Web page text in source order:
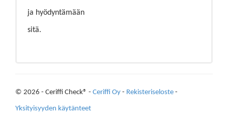
ja hyödyntämään
sitä.
© 2026 - Ceriffi Check® - Ceriffi Oy - Rekisteriseloste -
Yksityisyyden käytänteet